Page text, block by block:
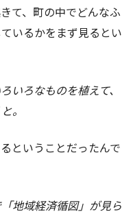
て、町の中でどんなふ
いるかをまず見るとい
いろなものを植えて、
。
ということだったんで
地域経済循図」が見ら